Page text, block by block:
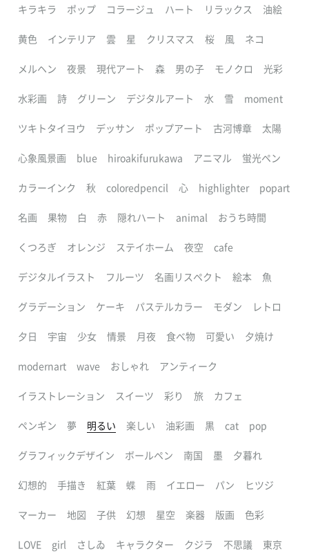
キラキラ ポップ コラージュ ハート リラックス 油絵
黄色 インテリア 雲 星 クリスマス 桜 風 ネコ
メルヘン 夜景 現代アート 森 男の子 モノクロ 光彩
水彩画 詩 グリーン デジタルアート 水 雪 moment
ツキトタイヨウ デッサン ポップアート 古河博章 太陽
心象風景画 blue hiroakifurukawa アニマル 蛍光ペン
カラーインク 秋 coloredpencil 心 highlighter popart
名画 果物 白 赤 隠れハート animal おうち時間
くつろぎ オレンジ ステイホーム 夜空 cafe
デジタルイラスト フルーツ 名画リスペクト 絵本 魚
グラデーション ケーキ パステルカラー モダン レトロ
夕日 宇宙 少女 情景 月夜 食べ物 可愛い 夕焼け
modernart wave おしゃれ アンティーク
イラストレーション スイーツ 彩り 旅 カフェ
ペンギン 夢 明るい 楽しい 油彩画 黒 cat pop
グラフィックデザイン ボールペン 南国 墨 夕暮れ
幻想的 手描き 紅葉 蝶 雨 イエロー パン ヒツジ
マーカー 地図 子供 幻想 星空 楽器 版画 色彩
LOVE girl さしゐ キャラクター クジラ 不思議 東京